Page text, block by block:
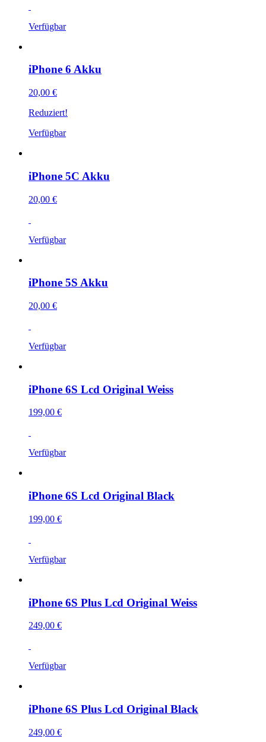
Verfügbar
iPhone 6 Akku
20,00 €
Reduziert!
Verfügbar
iPhone 5C Akku
20,00 €
Verfügbar
iPhone 5S Akku
20,00 €
Verfügbar
iPhone 6S Lcd Original Weiss
199,00 €
Verfügbar
iPhone 6S Lcd Original Black
199,00 €
Verfügbar
iPhone 6S Plus Lcd Original Weiss
249,00 €
Verfügbar
iPhone 6S Plus Lcd Original Black
249,00 €